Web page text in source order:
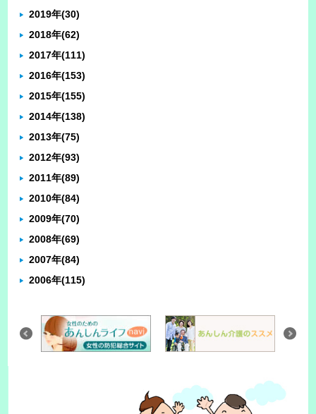
2019年(30)
2018年(62)
2017年(111)
2016年(153)
2015年(155)
2014年(138)
2013年(75)
2012年(93)
2011年(89)
2010年(84)
2009年(70)
2008年(69)
2007年(84)
2006年(115)